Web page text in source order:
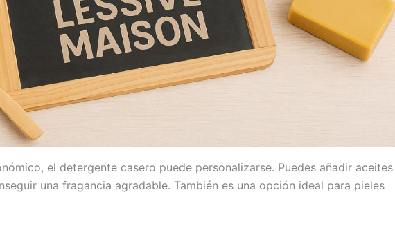
el detergente casero puede personalizarse. Puedes añadir aceites
una fragancia agradable. También es una opción ideal para pieles